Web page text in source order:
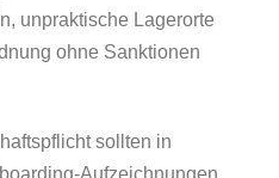
unpraktische Lagerorte
ohne Sanktionen
sollten in
Aufzeichnungen,